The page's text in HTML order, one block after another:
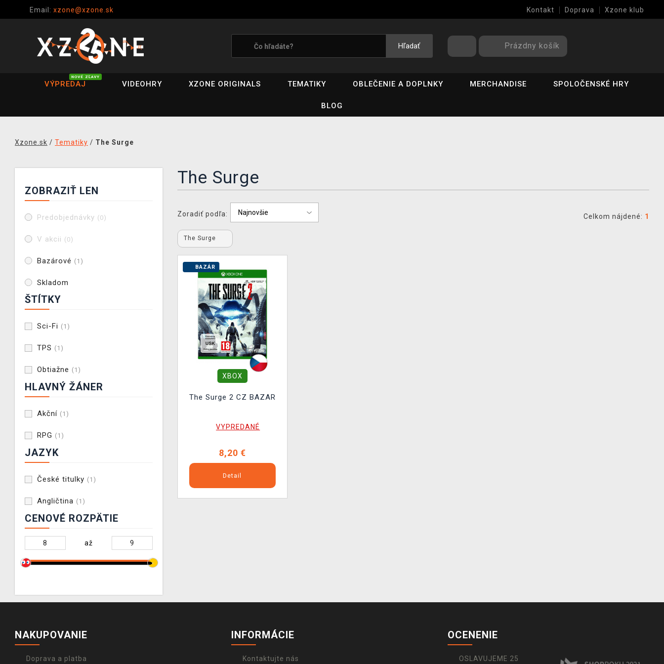
Email: xzone@xzone.sk Kontakt Doprava Xzone klub
Hľadať Prázdny košík
VÝPREDAJ
NOVÉ ZĽAVY
VIDEOHRY XZONE ORIGINALS TEMATIKY OBLEČENIE A DOPLNKY MERCHANDISE SPOLOČENSKÉ HRY
BLOG
Xzone.sk / Tematiky / The Surge
ZOBRAZIŤ LEN
Predobjednávky (0)
V akcii (0)
Bazárové (1)
Skladom
ŠTÍTKY
Sci-Fi (1)
TPS (1)
Obtiažne (1)
HLAVNÝ ŽÁNER
Akční (1)
RPG (1)
JAZYK
České titulky (1)
Angličtina (1)
CENOVÉ ROZPÄTIE
až
The Surge
Zoradiť podľa: Celkom nájdené: 1
The Surge
BAZÁR
XBOX
The Surge 2 CZ BAZAR
VYPREDANÉ
8,20 €
Detail
NAKUPOVANIE
Doprava a platba
INFORMÁCIE
Kontaktujte nás
OCENENIE
OSLAVUJEME 25